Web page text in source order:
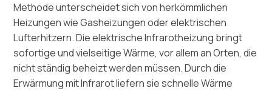
Methode unterscheidet sich von herkömmlichen
Heizungen wie Gasheizungen oder elektrischen
Lufterhitzern. Die elektrische Infrarotheizung bringt
sofortige und vielseitige Wärme, vor allem an Orten, die
nicht ständig beheizt werden müssen. Durch die
Erwärmung mit Infrarot liefern sie schnelle Wärme